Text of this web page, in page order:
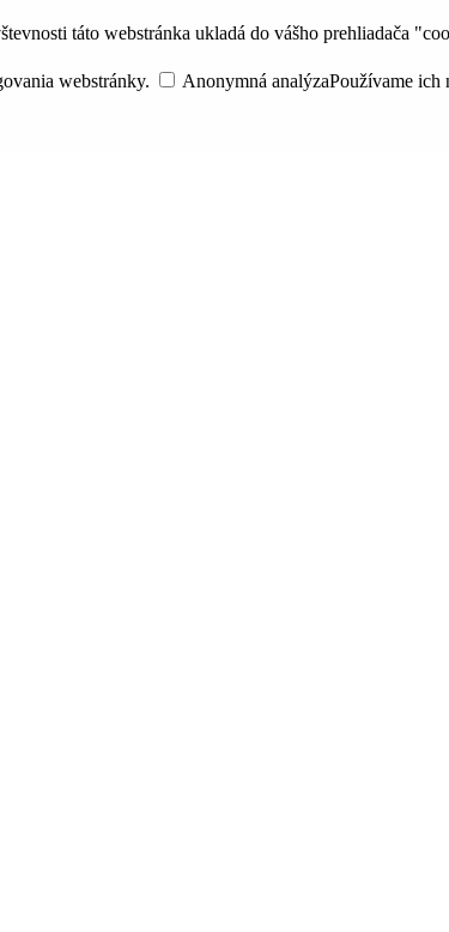
táto webstránka ukladá do vášho prehliadača
webstránky. Anonymná analýzaPoužívame ich